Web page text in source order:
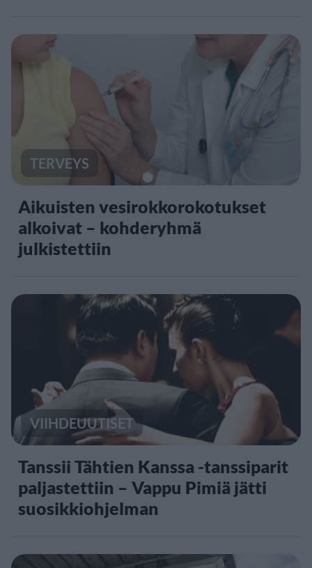
TERVEYS
Aikuisten vesirokkorokotukset
alkoivat – kohderyhmä
julkistettiin
VIIHDEUUTISET
Tanssii Tähtien Kanssa -tanssiparit
paljastettiin – Vappu Pimiä jätti
suosikkiohjelman